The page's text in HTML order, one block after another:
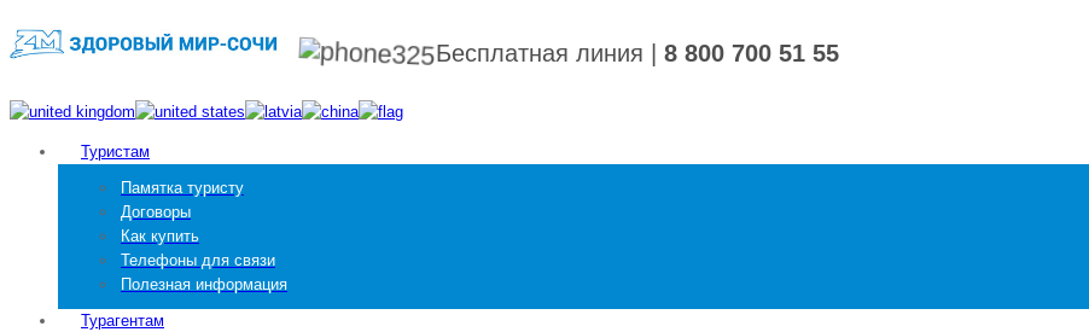
Бесплатная линия 8 800 700 51 55
Туристам
Памятка туристу
Договоры
Как купить
Телефоны для связи
Полезная информация
Турагентам